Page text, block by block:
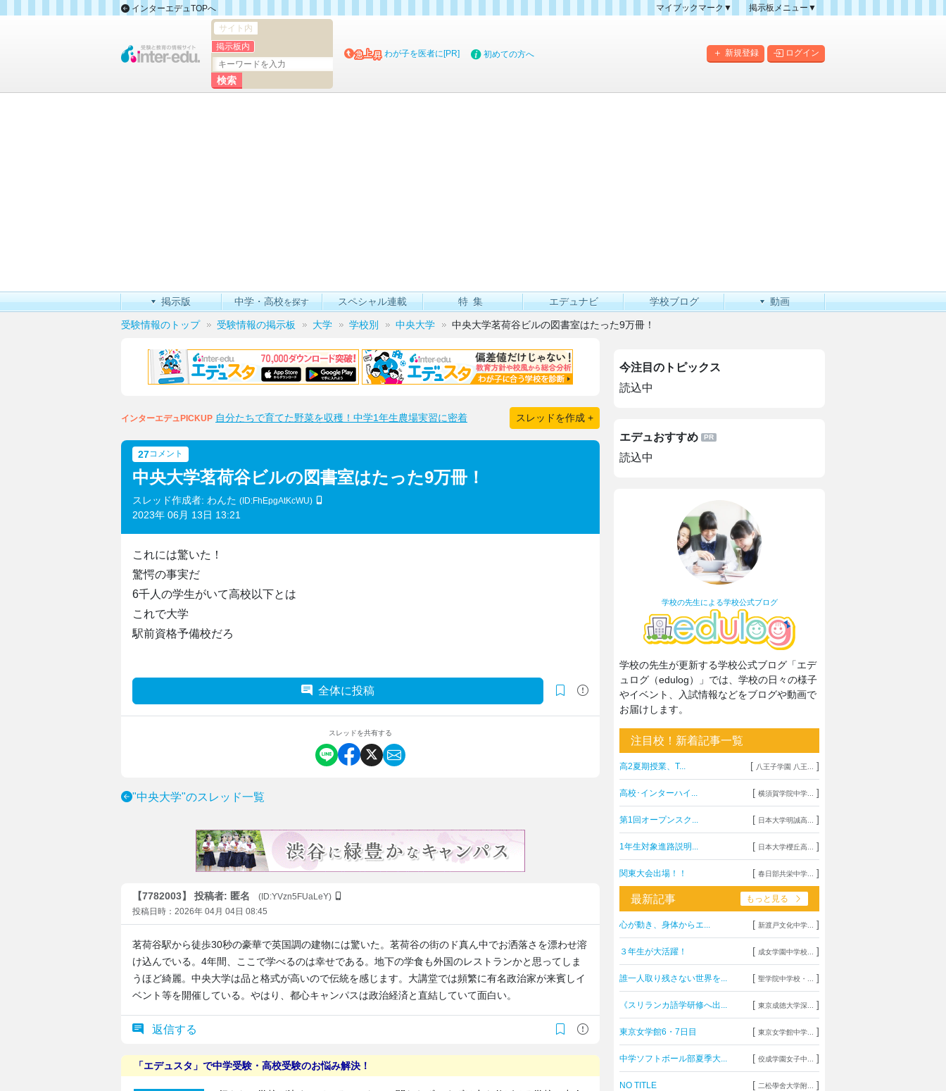
インターエデュTOPへ
マイブックマーク▼
掲示板メニュー▼
掲示板マップ
新規登録 ログイン
サイト内
掲示板内
わが子を医者に[PR] 初めての方へ
掲示版 中学・高校を探す スペシャル連載 特集 エデュナビ 学校ブログ 動画
受験情報のトップ 受験情報の掲示板 大学 学校別 中央大学 中央大学茗荷谷ビルの図書室はたった9万冊！
インターエデュPICKUP 自分たちで育てた野菜を収穫！中学1年生農場実習に密着 スレッドを作成 +
27コメント
中央大学茗荷谷ビルの図書室はたった9万冊！
スレッド作成者: わんた (ID:FhEpgAtKcWU)
2023年 06月 13日 13:21
これには驚いた！
驚愕の事実だ
6千人の学生がいて高校以下とは
これで大学
駅前資格予備校だろ
全体に投稿
スレッドを共有する
"中央大学"のスレッド一覧
【7782003】 投稿者: 匿名
(ID:YVzn5FUaLeY)
投稿日時：2026年 04月 04日 08:45
茗荷谷駅から徒歩30秒の豪華で英国調の建物には驚いた。茗荷谷の街のド真ん中でお洒落さを漂わせ溶
け込んでいる。4年間、ここで学べるのは幸せである。地下の学食も外国のレストランかと思ってしま
うほど綺麗。中央大学は品と格式が高いので伝統を感じます。大講堂では頻繁に有名政治家が来賓しイ
ベント等を開催している。やはり、都心キャンパスは政治経済と直結していて面白い。
返信する
今注目のトピックス
読込中
エデュおすすめ
読込中
学校の先生による学校公式ブログ
学校の先生が更新する学校公式ブログ「エデ
ュログ（edulog）」では、学校の日々の様子
やイベント、入試情報などをブログや動画で
お届けします。
注目校！新着記事一覧
高2夏期授業、T... [ 八王子学園 八王... ]
高校･インターハイ... [ 横須賀学院中学... ]
第1回オープンスク... [ 日本大学明誠高... ]
1年生対象進路説明... [ 日本大学櫻丘高... ]
関東大会出場！！ [ 春日部共栄中学... ]
最新記事 もっと見る
心が動き、身体からエ... [ 新渡戸文化中学... ]
３年生が大活躍！ [ 成女学園中学校... ]
誰一人取り残さない世界を... [ 聖学院中学校・... ]
《スリランカ語学研修へ出... [ 東京成徳大学深... ]
東京女学館6・7日目 [ 東京女学館中学... ]
中学ソフトボール部夏季大... [ 佼成学園女子中... ]
NO TITLE [ 二松學舍大学附... ]